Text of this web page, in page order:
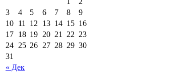
« Дек
3
4 5 6 7 8
9
10 11 12 13 14 15 16
17 18 19 20 21 22 23
24 25 26 27 28 29 30
31